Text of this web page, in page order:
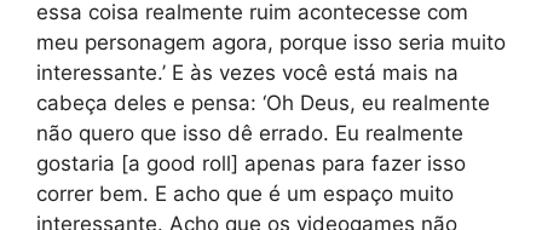
essa coisa realmente ruim acontecesse com
meu personagem agora, porque isso seria muito
interessante.’ E às vezes você está mais na
cabeça deles e pensa: ‘Oh Deus, eu realmente
não quero que isso dê errado. Eu realmente
gostaria [a good roll] apenas para fazer isso
correr bem. E acho que é um espaço muito
interessante. Acho que os videogames não